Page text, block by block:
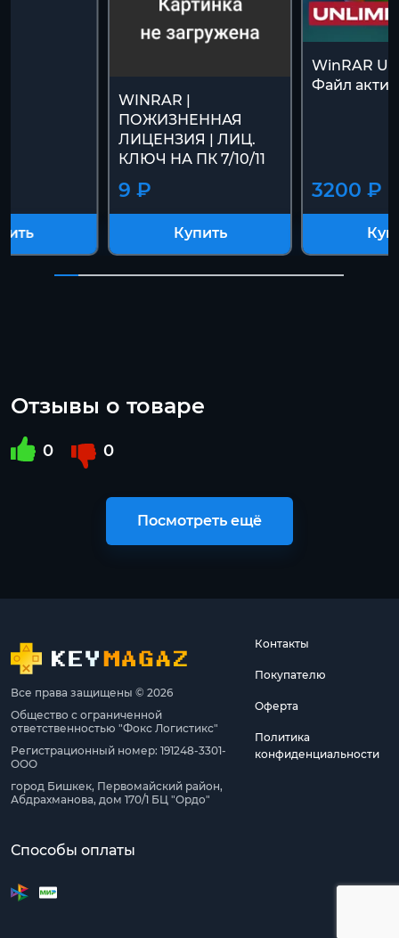
WINRAR |
ПОЖИЗНЕННАЯ
ЛИЦЕНЗИЯ | ЛИЦ.
КЛЮЧ НА ПК 7/10/11
9 ₽
Купить
WinRAR
Файл
3200 ₽
Отзывы о товаре
0 0
Посмотреть ещё
Все права защищены © 2026
Общество с ограниченной
ответственностью "Фокс Логистикс"
Регистрационный номер: 191248-3301-
ООО
город Бишкек, Первомайский район,
Абдрахманова, дом 170/1 БЦ "Ордо"
Контакты
Покупателю
Оферта
Политика
конфиденциальности
Способы оплаты